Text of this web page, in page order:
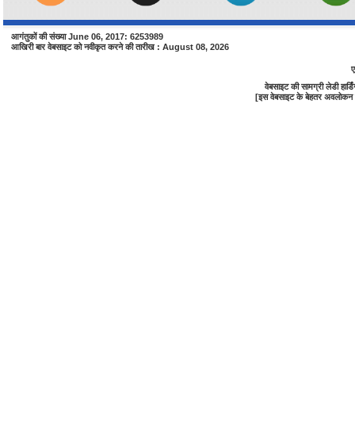
आगंतुकों की संख्या June 06, 2017: 6253989
आखिरी बार वेबसाइट को नवीकृत करने की तारीख : August 08, 2026
वेबसाइट की सामग्री लेडी
[इस वेबसाइट के बेहतर अवलोकन